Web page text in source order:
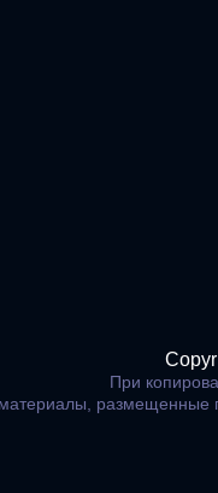
При
размещенные